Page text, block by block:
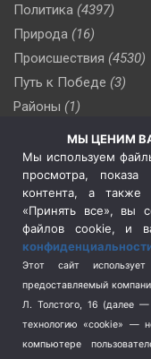
Политика (4397)
Природа (16)
Происшествия (4530)
Путь к Победе (3)
Районы (1)
(510)
Сельское хозяйство
Социальная политика
Спецоперация в
Спецоперация на
Спорт (740)
Терроризм (1)
Транспорт (262)
Туризм (178)
МЫ ЦЕНИМ
Мы используем
просмотра, показа
контента, а также
«Принять все», вы
файлов cookie, и
Этот сайт
предоставляемый
Л. Толстого, 16 (далее —
технологию «cookie» —
компьютере